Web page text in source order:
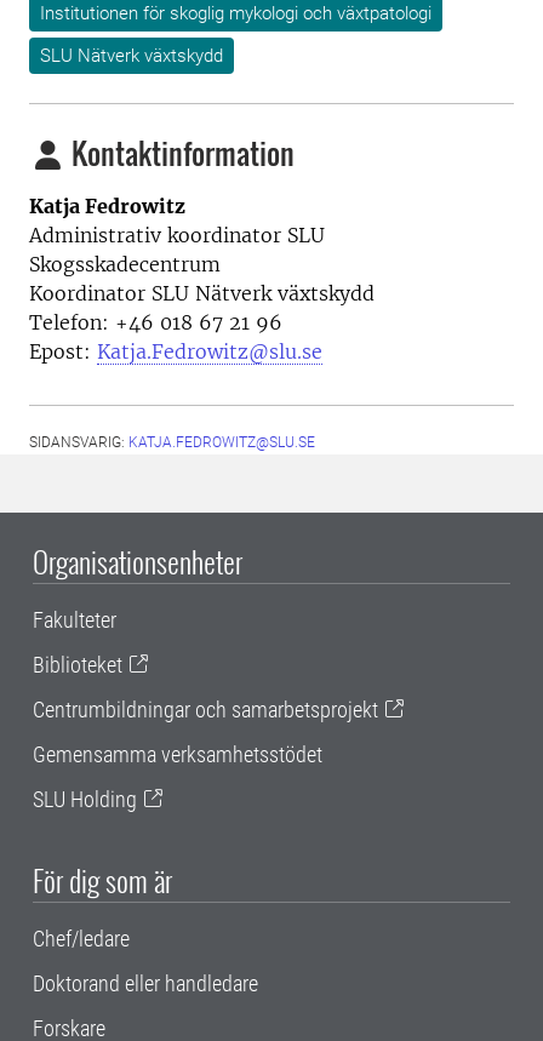
Institutionen för skoglig mykologi och växtpatologi
SLU Nätverk växtskydd
Kontaktinformation
Katja Fedrowitz
Administrativ koordinator SLU
Skogsskadecentrum
Koordinator SLU Nätverk växtskydd
Telefon: +46 018 67 21 96
Epost: Katja.Fedrowitz@slu.se
SIDANSVARIG: KATJA.FEDROWITZ@SLU.SE
Organisationsenheter
Fakulteter
Biblioteket
Centrumbildningar och samarbetsprojekt
Gemensamma verksamhetsstödet
SLU Holding
För dig som är
Chef/ledare
Doktorand eller handledare
Forskare